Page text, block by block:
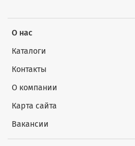
О нас
Каталоги
Контакты
О компании
Карта сайта
Вакансии